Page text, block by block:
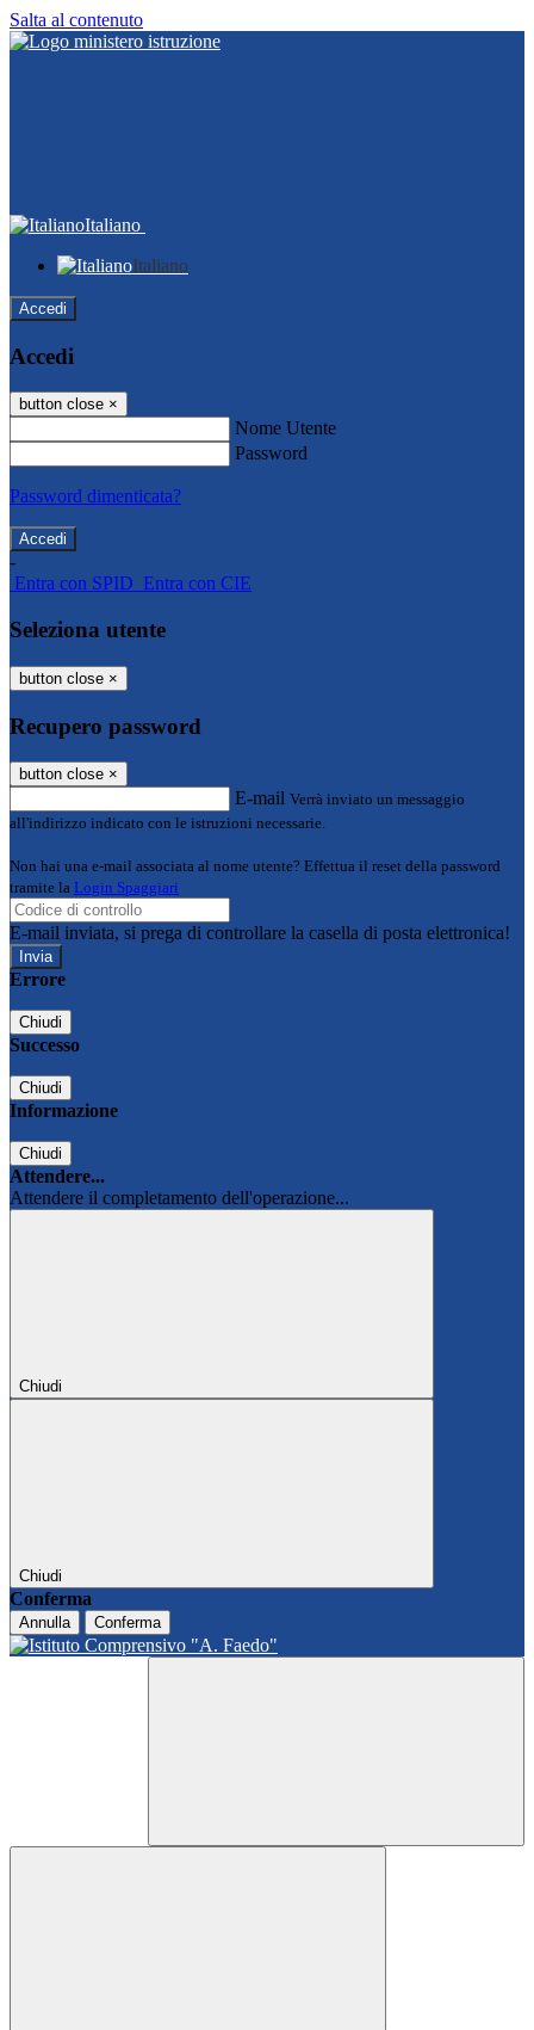
Salta al contenuto
Italiano
Italiano
Accedi
Accedi
button close ×
Nome Utente
Password
Password dimenticata?
-
Entra con SPID Entra con CIE
Seleziona utente
button close ×
Recupero password
button close ×
E-mail Verrà inviato un messaggio
all'indirizzo indicato con le istruzioni necessarie.
Non hai una e-mail associata al nome utente? Effettua il reset della password
tramite la Login Spaggiari
E-mail inviata, si prega di controllare la casella di posta elettronica!
Errore
Chiudi
Successo
Chiudi
Informazione
Chiudi
Attendere...
Attendere il completamento dell'operazione...
Chiudi
Chiudi
Conferma
Annulla Conferma